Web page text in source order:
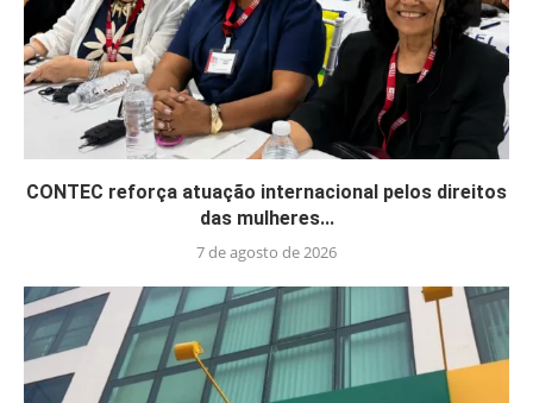
CONTEC reforça atuação internacional pelos direitos
das mulheres...
7 de agosto de 2026